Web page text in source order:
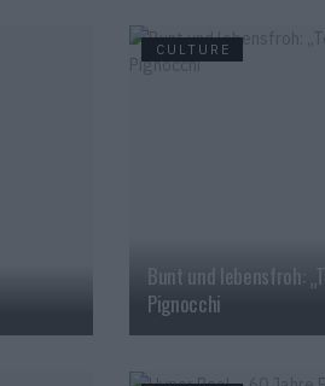
CULTURE
Bunt und lebensfroh:
Pignocchi